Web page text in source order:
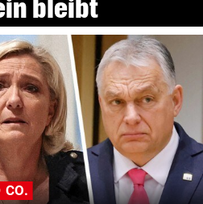
bleibt
CO.